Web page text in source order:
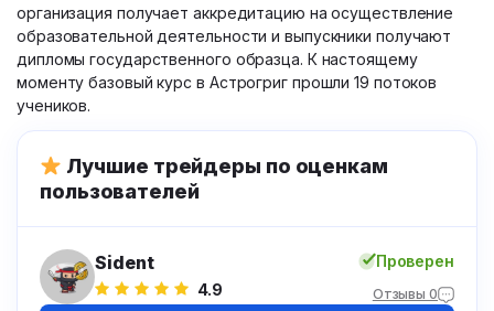
организация получает аккредитацию на осуществление
образовательной деятельности и выпускники получают
дипломы государственного образца. К настоящему
моменту базовый курс в Астрогриг прошли 19 потоков
учеников.
Лучшие трейдеры по оценкам
пользователей
Sident
4.9
Проверен
Отзывы 0